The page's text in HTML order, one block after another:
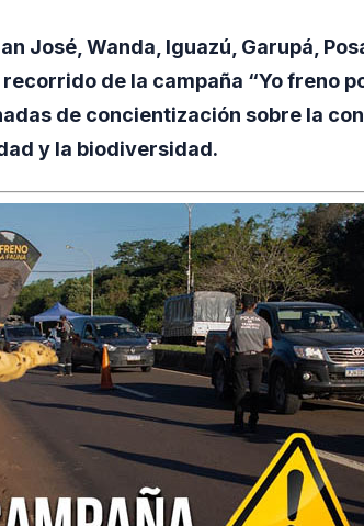
José, Wanda, Iguazú, Garupá,
de la campaña “Yo freno
de concientización sobre la
y la biodiversidad.